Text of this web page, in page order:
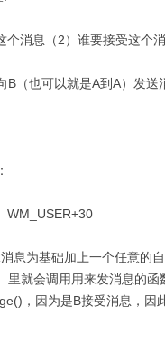
消息（2）谁要接受这个消
（也可以就是A到A）发送
息为基础加上一个任意的
里就会调用用来发消息的函
，因为是B接受消息，因